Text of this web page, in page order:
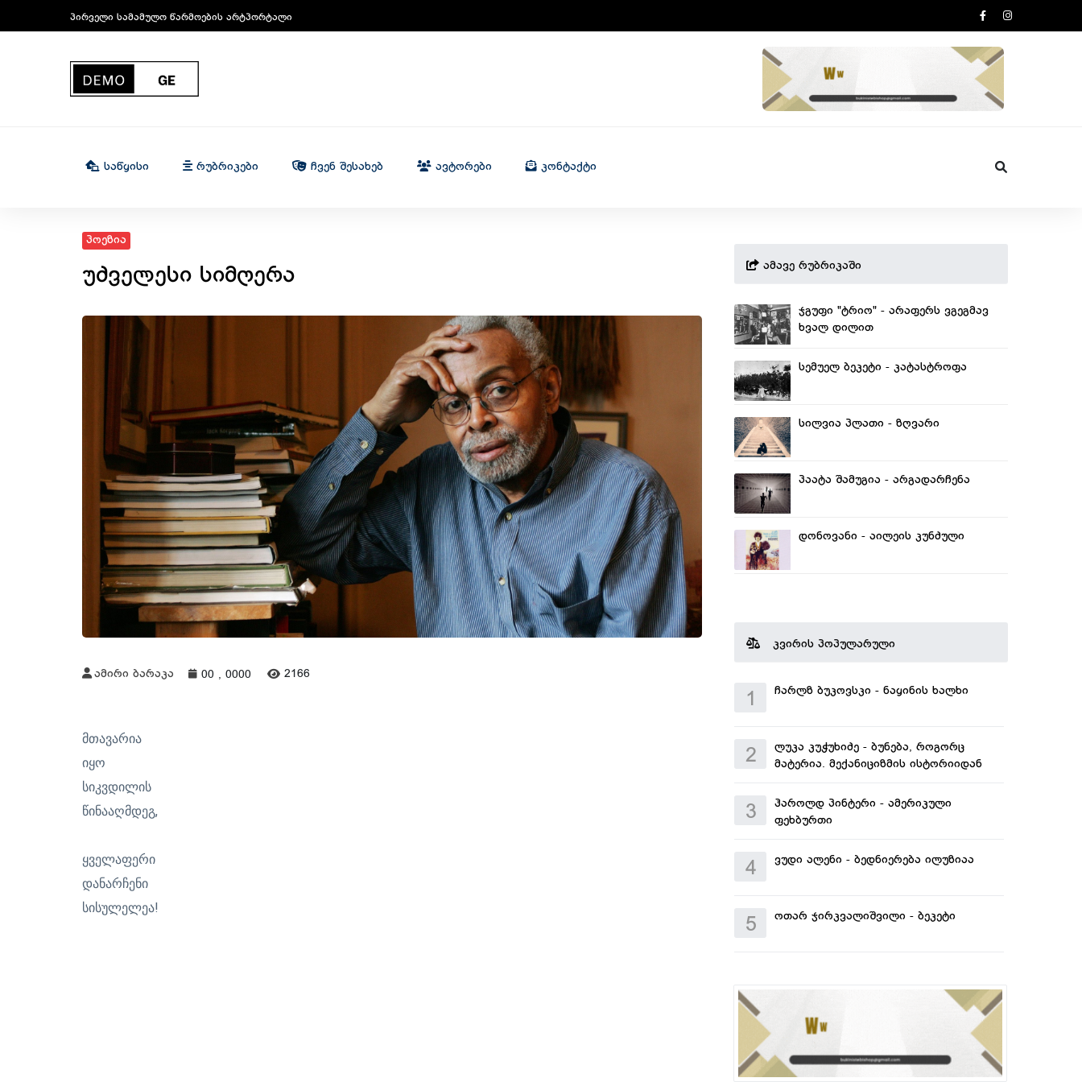
პირველი სამამულო წარმოების არტპორტალი
Საწყისი Რუბრიკები Ჩვენ Შესახებ Ავტორები Კონტაქტი
პოეზია
უძველესი სიმღერა
ამირი ბარაკა 00 , 0000 2166
მთავარია
იყო
სიკვდილის
წინააღმდეგ,
ყველაფერი
დანარჩენი
სისულელეა!
ამავე რუბრიკაში
ჯგუფი "ტრიო" - არაფერს ვგეგმავ
ხვალ დილით
სემუელ ბეკეტი - კატასტროფა
სილვია პლათი - ზღვარი
პაატა შამუგია - არგადარჩენა
დონოვანი - აილეის კუნძული
კვირის პოპულარული
1 ჩარლზ ბუკოვსკი - ნაყინის ხალხი
2
ლუკა კუჭუხიძე - ბუნება, როგორც
მატერია. მექანიციზმის ისტორიიდან
3
ჰაროლდ პინტერი - ამერიკული
ფეხბურთი
4 ვუდი ალენი - ბედნიერება ილუზიაა
5 ოთარ ჯირკვალიშვილი - ბეკეტი